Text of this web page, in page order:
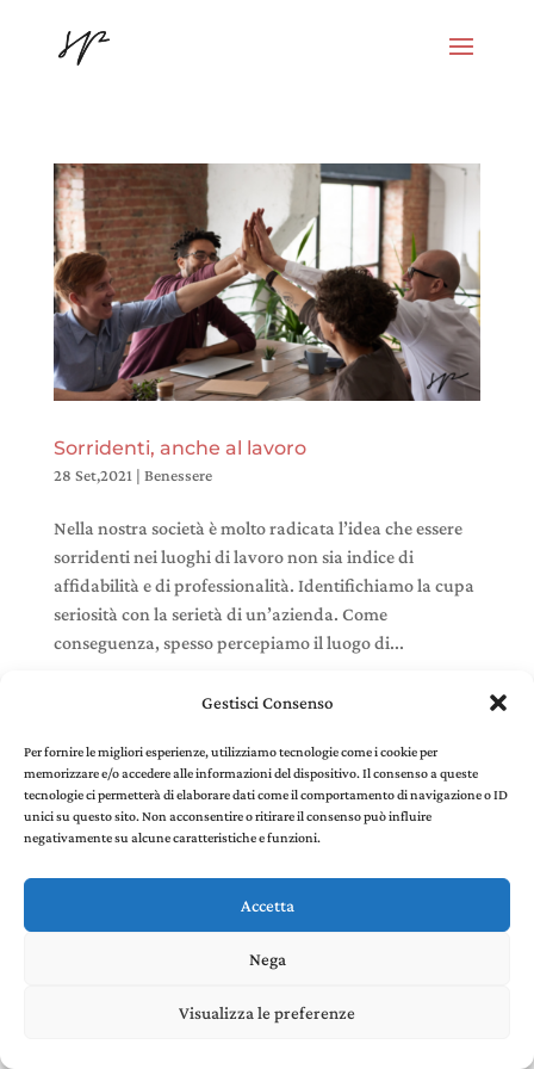
Gestisci Consenso
Per fornire le migliori esperienze, utilizziamo tecnologie come i cookie per
memorizzare e/o accedere alle informazioni del dispositivo. Il consenso a queste
tecnologie ci permetterà di elaborare dati come il comportamento di navigazione o ID
unici su questo sito. Non acconsentire o ritirare il consenso può influire
negativamente su alcune caratteristiche e funzioni.
Accetta
Nega
Visualizza le preferenze
Sorridenti, anche al lavoro
28 Set,2021| Benessere
Nella nostra società è molto radicata l’idea che essere
sorridenti nei luoghi di lavoro non sia indice di
affidabilità e di professionalità. Identifichiamo la cupa
seriosità con la serietà di un’azienda. Come
conseguenza, spesso percepiamo il luogo di...
Stefania Panelli © 2022 - P. IVA 02385410507 |Privacy
and Cookie Policycreated by Environments di
Riccardo Panelli